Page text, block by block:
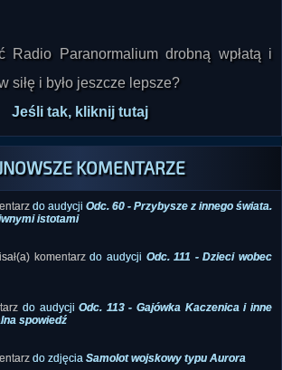
Radio Paranormalium drobną wpłatą i
siłę i było jeszcze lepsze?
Jeśli tak, kliknij tutaj
KOMENTARZE
do audycji
Odc. 60 - Przybysze z innego świata.
istotami
komentarz do audycji
do audycji
Odc. 113 - Gajówka Kaczenica i inne
spowiedź
do zdjęcia
Samolot wojskowy typu Aurora